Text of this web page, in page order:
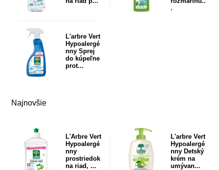
.
L'arbre Vert
Hypoalergé
nny Sprej
do kúpeľne
prot...
Najnovšie
L'Arbre Vert
Hypoalergé
nny
prostriedok
na riad, ...
L'arbre Vert
Hypoalergé
nny Detský
krém na
umývan...